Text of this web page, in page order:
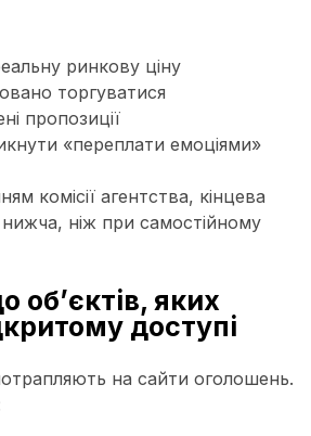
ринкову ціну
торгуватися
пропозиції
«переплати емоціями»
комісії агентства, кінцева
ніж при самостійному
об’єктів, яких
доступі
на сайти оголошень.